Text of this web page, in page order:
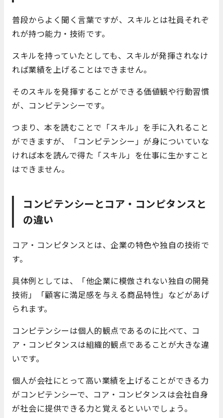
普段からよく聞く言葉ですが、スキルとは社員それぞ
れが持つ能力・技術です。
スキルを持っていたとしても、スキルが発揮されなけ
れば業績を上げることはできません。
そのスキルを発揮することができる価値観や行動習慣
が、コンピテンシーです。
つまり、本を読むことで「スキル」を手に入れること
ができますが、「コンピテンシー」が身についていな
ければ本を読んで得た「スキル」を仕事に生かすこと
はできません。
コンピテンシーとコア・コンピタンスと
の違い
コア・コンピタンスとは、企業の特色や独自の技術で
す。
具体例としては、「他企業に模倣されない独自の開発
技術」「顧客に満足感を与える商品特性」などがあげ
られます。
コンピテンシーは個人的観点であるのに比べて、コ
ア・コンピタンスは組織的観点であることが大きな違
いです。
個人が会社にとって高い業績を上げることができる力
がコンピテンシーで、コア・コンピタンスは会社自身
が社会に提供できる力と覚えるといいでしょう。